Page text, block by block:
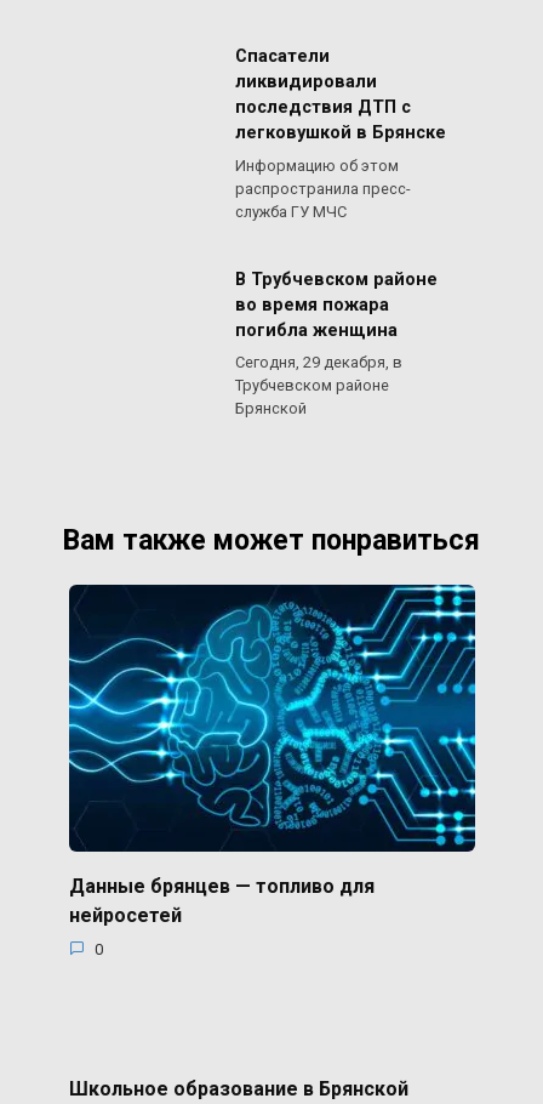
Спасатели
ликвидировали
последствия ДТП с
легковушкой в Брянске
Информацию об этом
распространила пресс-
служба ГУ МЧС
В Трубчевском районе
во время пожара
погибла женщина
Сегодня, 29 декабря, в
Трубчевском районе
Брянской
Вам также может понравиться
Данные брянцев — топливо для
нейросетей
0
Школьное образование в Брянской